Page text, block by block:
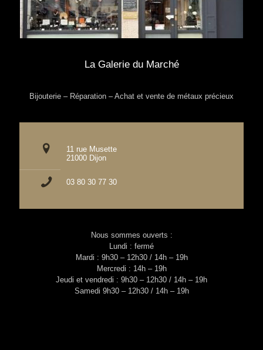
La Galerie du Marché
Bijouterie – Réparation – Achat et vente de métaux précieux
11 rue Musette
21000 Dijon
03 80 30 77 30
Nous sommes ouverts :
Lundi : fermé
Mardi : 9h30 – 12h30 / 14h – 19h
Mercredi : 14h – 19h
Jeudi et vendredi : 9h30 – 12h30 / 14h – 19h
Samedi 9h30 – 12h30 / 14h – 19h